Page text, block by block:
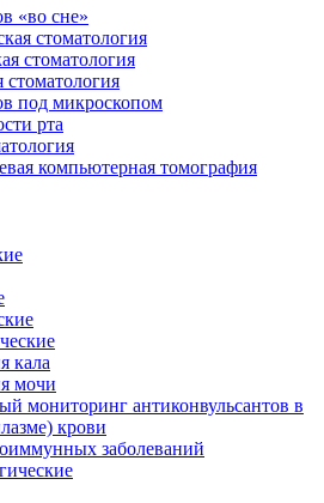
«во сне»
стоматология
стоматология
стоматология
под микроскопом
рта
компьютерная томография
кала
мочи
мониторинг антиконвульсантов в
крови
заболеваний